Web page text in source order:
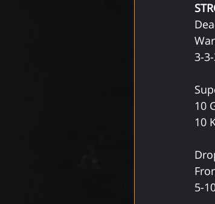
3-
10
10
5-